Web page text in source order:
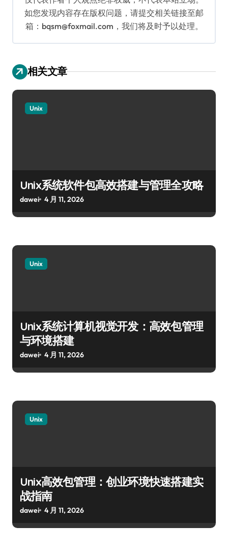
如您发现内容存在版权问题，请提交相关链接至邮
箱：bqsm@foxmail.com，我们将及时予以处理。
相关文章
Unix
Unix系统软件包高效搭建与管理全攻略
dawei 4 月 11, 2026
Unix
Unix系统计算机视觉开发：高效包管理
与环境搭建
dawei 4 月 11, 2026
Unix
Unix高效包管理：创业环境快速搭建实
战指南
dawei 4 月 11, 2026